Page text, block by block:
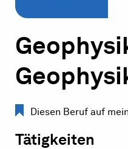
Diesen Beruf auf
Tätigkeiten